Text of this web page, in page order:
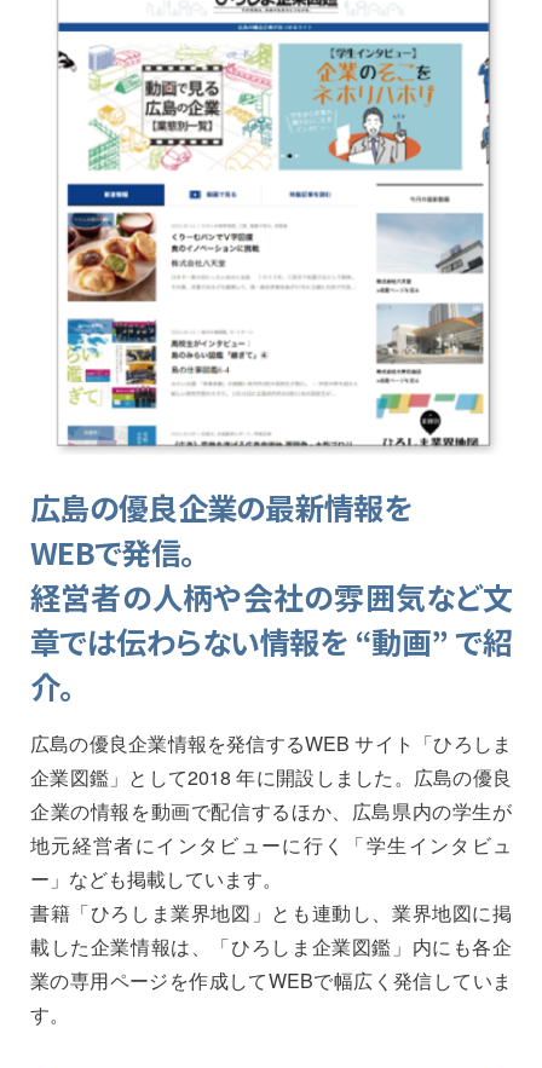
広島の優良企業の最新情報を
WEBで発信。
経営者の人柄や会社の雰囲気など文
章では伝わらない情報を “動画” で紹
介。
広島の優良企業情報を発信するWEB サイト「ひろしま
企業図鑑」として2018 年に開設しました。広島の優良
企業の情報を動画で配信するほか、広島県内の学生が
地元経営者にインタビューに行く「学生インタビュ
ー」なども掲載しています。
書籍「ひろしま業界地図」とも連動し、業界地図に掲
載した企業情報は、「ひろしま企業図鑑」内にも各企
業の専用ページを作成してWEBで幅広く発信していま
す。